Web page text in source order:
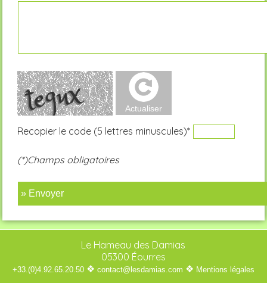
Recopier le code (5 lettres minuscules)*
(*)Champs obligatoires
» Envoyer
Le Hameau des Damias
05300 Éourres
+33.(0)4.92.65.20.50 ❖ contact@lesdamias.com ❖ Mentions légales